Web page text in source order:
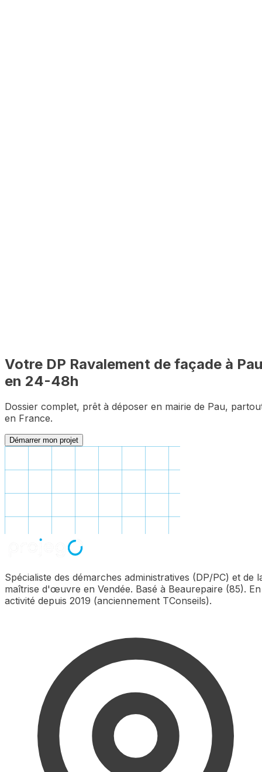
Votre DP Ravalement de façade à Pau
en 24-48h
Dossier complet, prêt à déposer en mairie de Pau,
en France.
Démarrer mon projet
Spécialiste des démarches administratives (DP/PC) et de
maîtrise d'œuvre en Vendée. Basé à Beaurepaire (85). En
activité depuis 2019 (anciennement TConseils).